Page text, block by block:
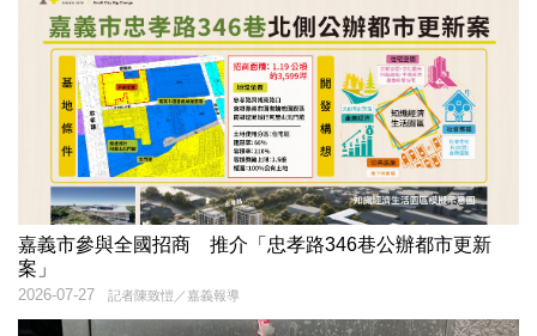
嘉義市參與全國招商 推介「忠孝路346巷公辦都市更新
案」
記者陳致愷／嘉義報導
2026-07-27